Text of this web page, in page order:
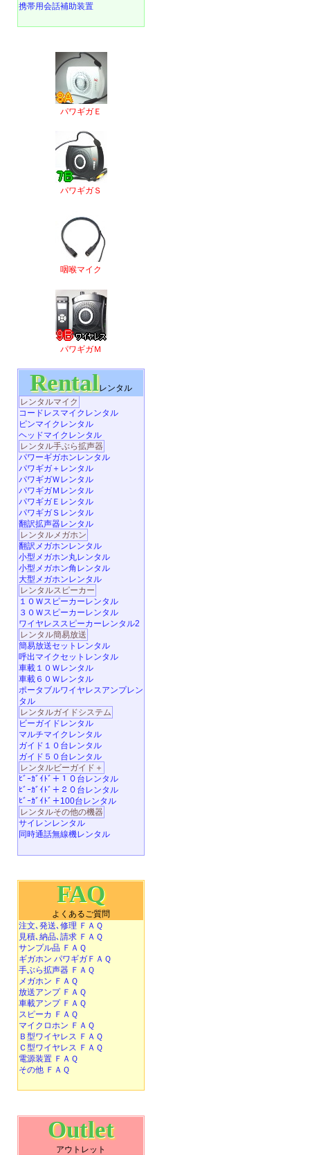
携帯用会話補助装置
パワギガＥ
パワギガＳ
咽喉マイク
パワギガＭ
Rentalレンタル
レンタルマイク
コードレスマイクレンタル
ピンマイクレンタル
ヘッドマイクレンタル
レンタル手ぶら拡声器
パワーギガホンレンタル
パワギガ＋レンタル
パワギガＷレンタル
パワギガＭレンタル
パワギガＥレンタル
パワギガＳレンタル
翻訳拡声器レンタル
レンタルメガホン
翻訳メガホンレンタル
小型メガホン丸レンタル
小型メガホン角レンタル
大型メガホンレンタル
レンタルスピーカー
１０Ｗスピーカーレンタル
３０Ｗスピーカーレンタル
ワイヤレススピーカーレンタル2
レンタル簡易放送
簡易放送セットレンタル
呼出マイクセットレンタル
車載１０Ｗレンタル
車載６０Ｗレンタル
ポータブルワイヤレスアンプレン
タル
レンタルガイドシステム
ビーガイドレンタル
マルチマイクレンタル
ガイド１０台レンタル
ガイド５０台レンタル
レンタルビーガイド＋
ﾋﾞｰｶﾞｲﾄﾞ＋１０台レンタル
ﾋﾞｰｶﾞｲﾄﾞ＋２０台レンタル
ﾋﾞｰｶﾞｲﾄﾞ＋100台レンタル
レンタルその他の機器
サイレンレンタル
同時通話無線機レンタル
FAQ
よくあるご質問
注文､発送､修理 ＦＡＱ
見積､納品､請求 ＦＡＱ
サンプル品 ＦＡＱ
ギガホン パワギガＦＡＱ
手ぶら拡声器 ＦＡＱ
メガホン ＦＡＱ
放送アンプ ＦＡＱ
車載アンプ ＦＡＱ
スピーカ ＦＡＱ
マイクロホン ＦＡＱ
Ｂ型ワイヤレス ＦＡＱ
Ｃ型ワイヤレス ＦＡＱ
電源装置 ＦＡＱ
その他 ＦＡＱ
Outlet
アウトレット